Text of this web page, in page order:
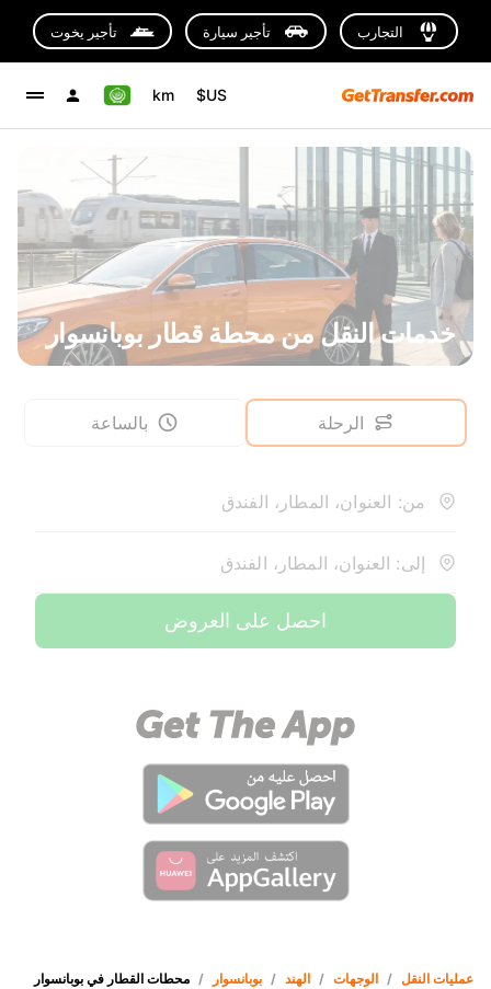
التجارب تأجير سيارة تأجير يخوت
US$
km
خدمات النقل من محطة قطار بوبانسوار
الرحلة بالساعة
من: العنوان، المطار، الفندق
إلى: العنوان، المطار، الفندق
احصل على العروض
عمليات النقل / الوجهات / الهند / بوبانسوار / محطات القطار في بوبانسوار